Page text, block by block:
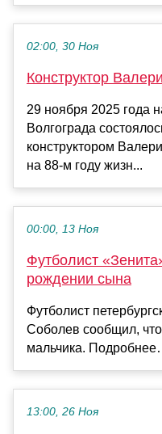
02:00, 30 Ноя
Конструктор
29 ноября 2025 года
Волгограда
конструктором
на 88-м году жизн...
00:00, 13 Ноя
Футболист
рождении сына
Футболист
Соболев сообщил,
мальчика.
13:00, 26 Ноя